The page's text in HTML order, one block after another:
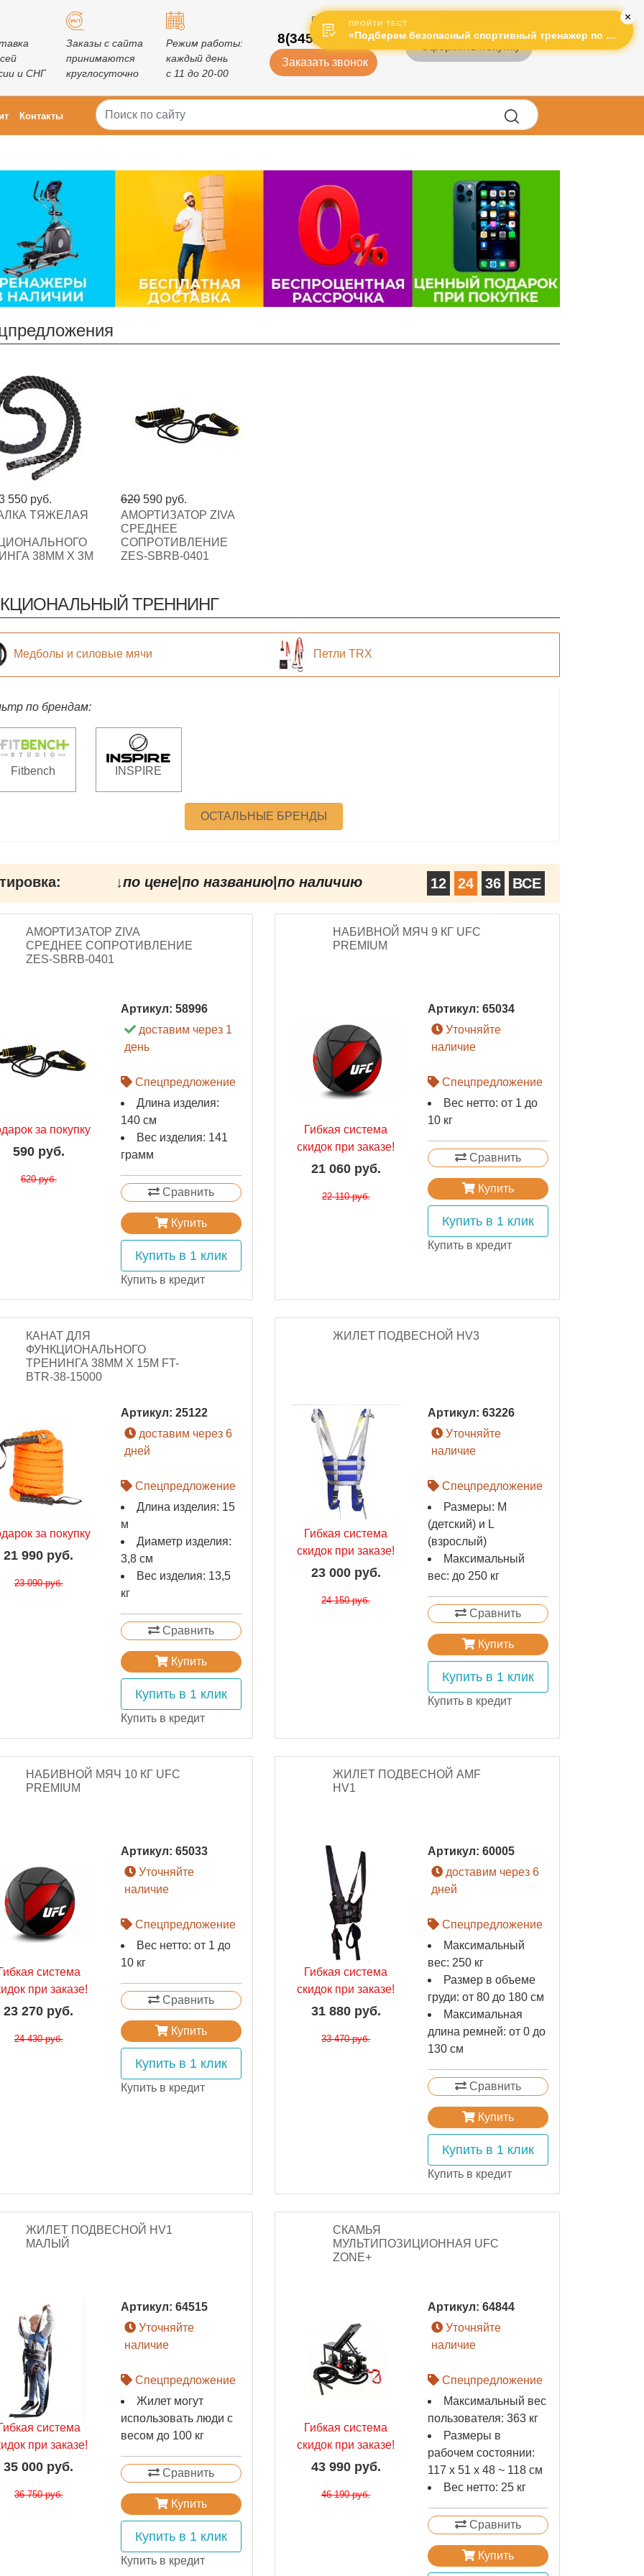
и СНГ
Заказы с сайта
принимаются
круглосуточно
Режим работы:
каждый день
с 11 до 20-00
Горячая линия:
8(3452)601-995
Заказать звонок
Контакты
550 руб.
ТЯЖЕЛАЯ
38ММ X 3М
620590 руб.
АМОРТИЗАТОР ZIVA
СРЕДНЕЕ
СОПРОТИВЛЕНИЕ
ZES-SBRB-0401
ТРЕННИНГ
Медболы и силовые мячи Петли TRX
по брендам:
Fitbench INSPIRE
ОСТАЛЬНЫЕ БРЕНДЫ
↓по цене| по названию| по наличию 12 24 36 ВСЕ
АМОРТИЗАТОР ZIVA
СРЕДНЕЕ СОПРОТИВЛЕНИЕ
ZES-SBRB-0401
за покупку
590 руб.
620 руб.
Артикул: 58996
доставим через 1
день
Спецпредложение
Длина изделия:
140 см
Вес изделия: 141
грамм
Сравнить
Купить
Купить в 1 клик
Купить в кредит
НАБИВНОЙ МЯЧ 9 КГ UFC
PREMIUM
Гибкая система
скидок при заказе!
21 060 руб.
22 110 руб.
Артикул: 65034
Уточняйте
наличие
Спецпредложение
Вес нетто: от 1 до
10 кг
Сравнить
Купить
Купить в 1 клик
Купить в кредит
КАНАТ ДЛЯ
ФУНКЦИОНАЛЬНОГО
ТРЕНИНГА 38ММ Х 15М FT-
BTR-38-15000
за покупку
21 990 руб.
23 090 руб.
Артикул: 25122
доставим через 6
дней
Спецпредложение
Длина изделия: 15
м
Диаметр изделия:
3,8 см
Вес изделия: 13,5
кг
Сравнить
Купить
Купить в 1 клик
Купить в кредит
ЖИЛЕТ ПОДВЕСНОЙ HV3
Гибкая система
скидок при заказе!
23 000 руб.
24 150 руб.
Артикул: 63226
Уточняйте
наличие
Спецпредложение
Размеры: М
(детский) и L
(взрослый)
Максимальный
вес: до 250 кг
Сравнить
Купить
Купить в 1 клик
Купить в кредит
НАБИВНОЙ МЯЧ 10 КГ UFC
PREMIUM
система
при заказе!
23 270 руб.
24 430 руб.
Артикул: 65033
Уточняйте
наличие
Спецпредложение
Вес нетто: от 1 до
10 кг
Сравнить
Купить
Купить в 1 клик
Купить в кредит
ЖИЛЕТ ПОДВЕСНОЙ AMF
HV1
Гибкая система
скидок при заказе!
31 880 руб.
33 470 руб.
Артикул: 60005
доставим через 6
дней
Спецпредложение
Максимальный
вес: 250 кг
Размер в объеме
груди: от 80 до 180 см
Максимальная
длина ремней: от 0 до
130 см
Сравнить
Купить
Купить в 1 клик
Купить в кредит
ЖИЛЕТ ПОДВЕСНОЙ HV1
МАЛЫЙ
система
при заказе!
35 000 руб.
36 750 руб.
Артикул: 64515
Уточняйте
наличие
Спецпредложение
Жилет могут
использовать люди с
весом до 100 кг
Сравнить
Купить
Купить в 1 клик
Купить в кредит
СКАМЬЯ
МУЛЬТИПОЗИЦИОННАЯ UFC
ZONE+
Гибкая система
скидок при заказе!
43 990 руб.
46 190 руб.
Артикул: 64844
Уточняйте
наличие
Спецпредложение
Максимальный вес
пользователя: 363 кг
Размеры в
рабочем состоянии:
117 х 51 х 48 ~ 118 см
Вес нетто: 25 кг
Сравнить
Купить
ПРОЙТИ ТЕСТ
«Подберем безопасный спортивный тренажер по лучшей цене!»